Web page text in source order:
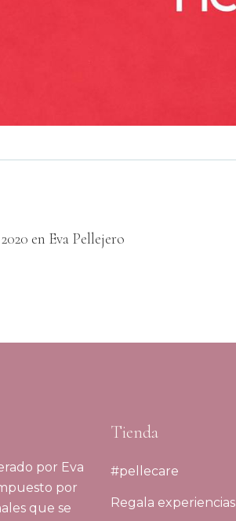
en Eva Pellejero
por Eva
por
que se
Tienda
#pellecare
Regala experiencias